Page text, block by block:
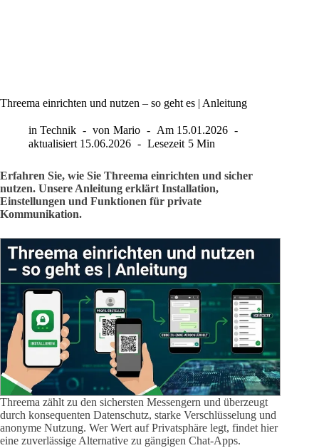
Threema einrichten und nutzen – so geht es | Anleitung
in Technik von Mario Am 15.01.2026
aktualisiert 15.06.2026 Lesezeit 5 Min
Erfahren Sie, wie Sie Threema einrichten und sicher
nutzen. Unsere Anleitung erklärt Installation,
Einstellungen und Funktionen für private
Kommunikation.
Threema zählt zu den sichersten Messengern und überzeugt
durch konsequenten Datenschutz, starke Verschlüsselung und
anonyme Nutzung. Wer Wert auf Privatsphäre legt, findet hier
eine zuverlässige Alternative zu gängigen Chat-Apps.